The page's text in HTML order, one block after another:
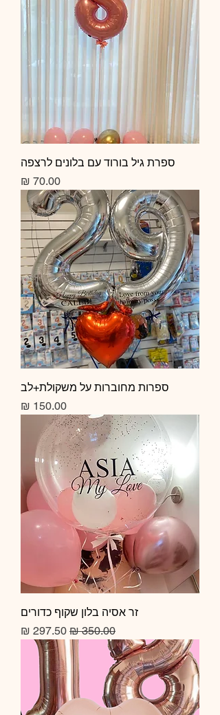
ספרת גיל בורוד עם בלונים לרצפה
מחיר
ספרות מחוברות על משקולת+לב
מחיר
זר אסיה בלון שקוף כדורים
מחיר רגיל מחיר מבצע